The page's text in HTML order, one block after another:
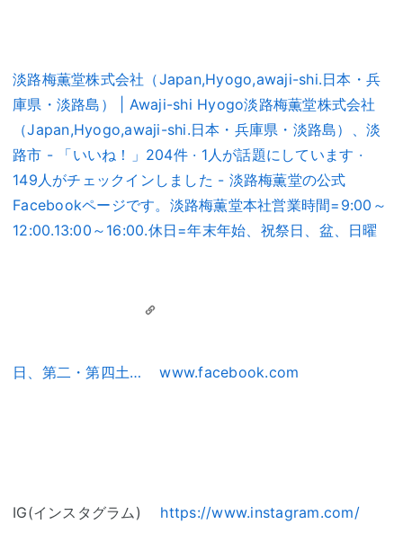
淡路梅薫堂株式会社（Japan,Hyogo,awaji-shi.日本・兵
庫県・淡路島） | Awaji-shi Hyogo淡路梅薫堂株式会社
（Japan,Hyogo,awaji-shi.日本・兵庫県・淡路島）、淡
路市 - 「いいね！」204件 · 1人が話題にしています ·
149人がチェックインしました - 淡路梅薫堂の公式
Facebookページです。淡路梅薫堂本社営業時間=9:00～
12:00.13:00～16:00.休日=年末年始、祝祭日、盆、日曜
日、第二・第四土… www.facebook.com
IG(インスタグラム) https://www.instagram.com/